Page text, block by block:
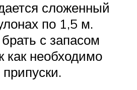
сложенный
по 1,5 м.
с запасом
как необходимо